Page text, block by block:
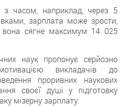
часом, наприклад, через 5
зарплата може зрости,
сягне максимум 14 025
наук пропонує серйозно
викладачів до
проривних наукових
своєї душі у підготовку
мізерну зарплату.